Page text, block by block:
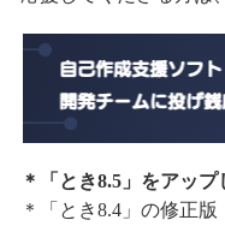
＊「とき8.5」をアップ
＊「とき8.4」の修正版